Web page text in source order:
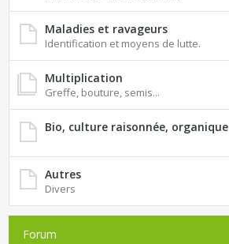
Maladies et ravageurs
Identification et moyens de lutte.
Multiplication
Greffe, bouture, semis...
Bio, culture raisonnée, organique
Autres
Divers
Forum